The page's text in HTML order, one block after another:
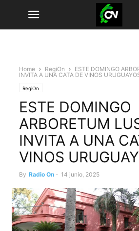
Home RegiOn
ESTE DOMINGO
INVITA A UNA CATA DE VINOS
RegiOn
ESTE DOMINGO
ARBORETUM
INVITA A UNA
VINOS
By Radio On - 14 junio, 2025